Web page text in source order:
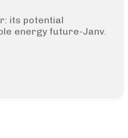
its potential
energy future-Janv.